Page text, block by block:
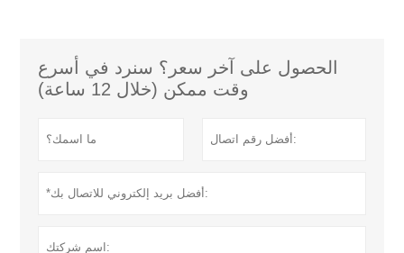
الحصول على آخر سعر؟ سنرد في أسرع
وقت ممكن (خلال 12 ساعة)